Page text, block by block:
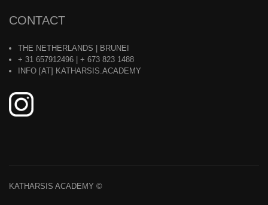
CONTACT
THE NETHERLANDS | BRUNEI
+ 31 657912496 | + 673 823 1488
INFO [AT] KATHARSIS.ACADEMY